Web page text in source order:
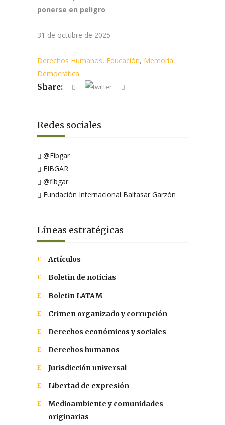
ponerse en peligro.
31 de octubre de 2025
Derechos Humanos, Educación, Memoria
Democrática
Share:
Redes sociales
@Fibgar
FIBGAR
@fibgar_
Fundación Internacional Baltasar Garzón
Líneas estratégicas
Artículos
Boletin de noticias
Boletin LATAM
Crimen organizado y corrupción
Derechos económicos y sociales
Derechos humanos
Jurisdicción universal
Libertad de expresión
Medioambiente y comunidades
originarias